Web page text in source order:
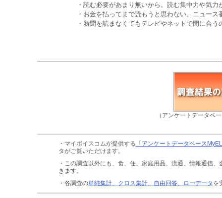
・読む必要があまり無いから。読む集中力や気
・お金を払ってまで読もうと思わない。ニュー
・新聞を読まなくてもテレビやネットで間に合
（アンケートデータベ
・マイボイスコムが提供する 「アンケートデータベース
タがご覧いただけます。
・この調査以外にも、食、住、家庭用品、流通、情報通信、
きます。
・各調査の単純集計、クロス集計、自由回答、ローデータ を